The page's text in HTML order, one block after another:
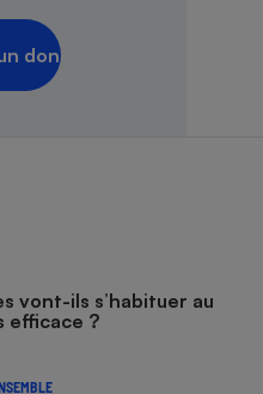
don
vont-ils s’habituer au
efficace ?